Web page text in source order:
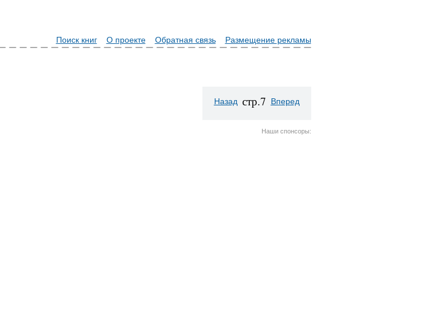
Поиск книг О проекте Обратная связь Размещение рекламы
Назад стр.7 Вперед
Наши спонсоры: